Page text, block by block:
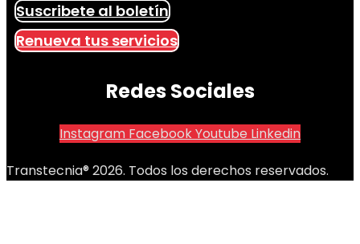
Suscribete al boletín
Renueva tus servicios
Redes Sociales
Instagram FacebookYoutube Linkedin
Transtecnia® 2026. Todos los derechos reservados.